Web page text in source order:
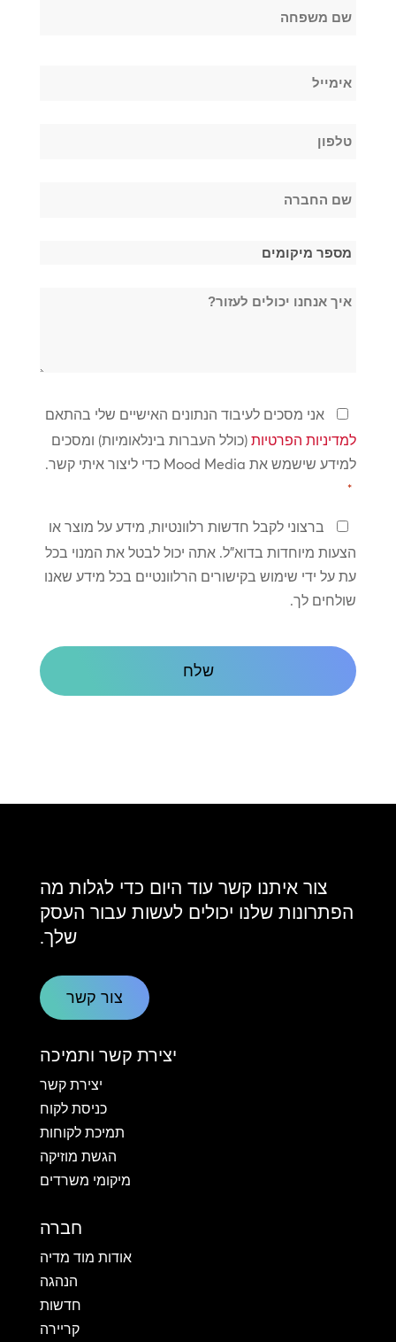
משפחה
אימייל
טלפון
שם
מספר
*
איך
מדיניות
פרטיות
*
אני מסכים לעיבוד הנתונים האישיים שלי בהתאם
למדיניות הפרטיות(כולל העברות בינלאומיות) ומסכים
למידע שישמש את Mood Media כדי ליצור איתי קשר.
*
שמור
על
קשר
ברצוני לקבל חדשות רלוונטיות, מידע על מוצר או
הצעות מיוחדות בדוא"ל. אתה יכול לבטל את המנוי בכל
עת על ידי שימוש בקישורים הרלוונטיים בכל מידע שאנו
שולחים לך.
צור איתנו קשר עוד היום כדי לגלות מה
הפתרונות שלנו יכולים לעשות עבור העסק
שלך.
צור קשר
יצירת קשר ותמיכה
יצירת קשר
כניסת לקוח
תמיכת לקוחות
הגשת מוזיקה
מיקומי משרדים
חברה
אודות מוד מדיה
הנהגה
חדשות
קריירה